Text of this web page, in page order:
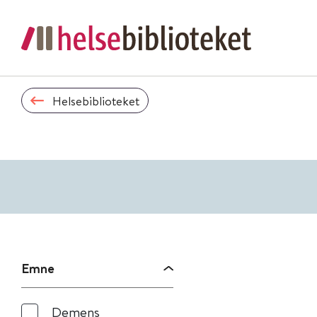
Helsebiblioteket
Emne
Demens